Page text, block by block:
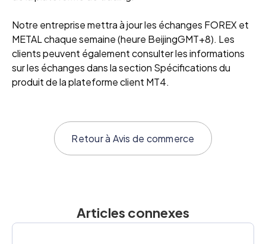
Notre entreprise mettra à jour les échanges FOREX et
METAL chaque semaine (heure BeijingGMT+8). Les
clients peuvent également consulter les informations
sur les échanges dans la section Spécifications du
produit de la plateforme client MT4.
Retour à Avis de commerce
Articles connexes